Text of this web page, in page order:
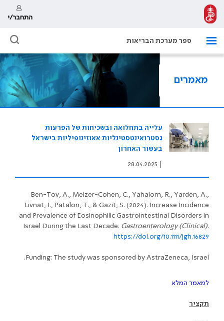
התחבר/י
ספר מערכת הבריאות
מאמרים
עלייה בתחלואה ובשכיחות של הפרעות
גסטרואינטסטינליות אאוזינופיליות בישראל
בעשור האחרון
28.04.2025
Ben-Tov, A., Melzer-Cohen, C., Yahalom, R., Yarden, A.,
Livnat, I., Patalon, T., & Gazit, S. (2024). Increase Incidence
and Prevalence of Eosinophilic Gastrointestinal Disorders in
Israel During the Last Decade. Gastroenterology (Clinical).
https://doi.org/10.1111/jgh.16829
Funding: The study was sponsored by AstraZeneca, Israel.
למאמר המלא
תקציר